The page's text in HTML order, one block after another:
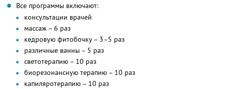
Все программы включают:
консультации врачей
массаж – 6 раз
кедровую фитобочку – 3–5 раз
различные ванны – 5 раз
светотерапию – 10 раз
биорезонансную терапию – 10 раз
капиляротерапию – 10 раз